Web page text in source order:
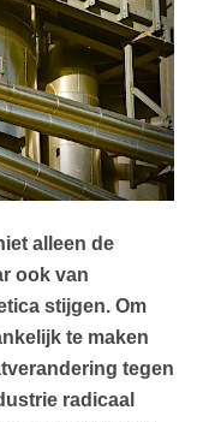
alleen de
ook van
stijgen. Om
te maken
tegen
radicaal